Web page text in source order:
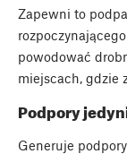
Zapewni to
powodować
miejscach, gdzie
Podpory
Generuje